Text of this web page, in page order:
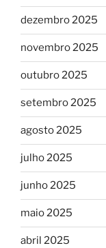
dezembro 2025
novembro 2025
outubro 2025
setembro 2025
agosto 2025
julho 2025
junho 2025
maio 2025
abril 2025